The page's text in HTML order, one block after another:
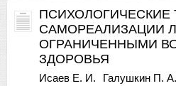
ПСИХОЛОГИЧЕСКИЕ
САМОРЕАЛИЗАЦИИ
ОГРАНИЧЕННЫМИ
ЗДОРОВЬЯ
Исаев Е. И.
Галушкин П. А.